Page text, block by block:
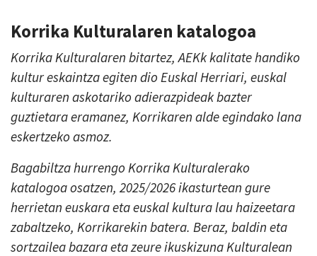
Korrika Kulturalaren katalogoa
Korrika Kulturalaren bitartez, AEKk kalitate handiko
kultur eskaintza egiten dio Euskal Herriari, euskal
kulturaren askotariko adierazpideak bazter
guztietara eramanez, Korrikaren alde egindako lana
eskertzeko asmoz.
Bagabiltza hurrengo Korrika Kulturalerako
katalogoa osatzen, 2025/2026 ikasturtean gure
herrietan euskara eta euskal kultura lau haizeetara
zabaltzeko, Korrikarekin batera. Beraz, baldin eta
sortzailea bazara eta zeure ikuskizuna Kulturalean